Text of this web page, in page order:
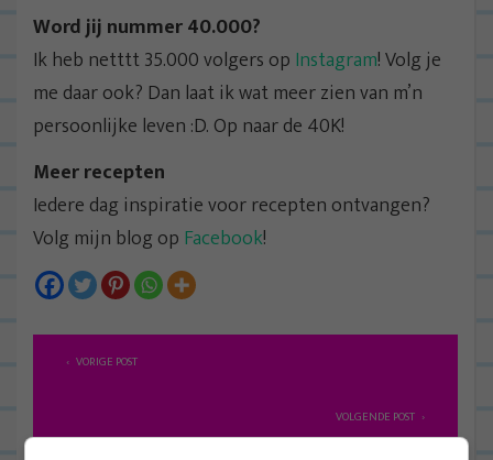
Word jij nummer 40.000?
Ik heb netttt 35.000 volgers op Instagram! Volg je
me daar ook? Dan laat ik wat meer zien van m’n
persoonlijke leven :D. Op naar de 40K!
Meer recepten
Iedere dag inspiratie voor recepten ontvangen?
Volg mijn blog op Facebook!
i
VORIGE POST
VOLGENDE POST